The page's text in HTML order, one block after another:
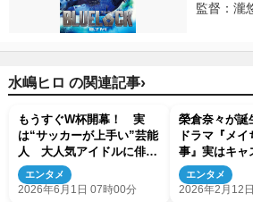
監督：瀧
水嶋ヒロ の関連記事›
もうすぐW杯開幕！ 実
は“サッカーが上手い”芸能
人 大人気アイドルに俳
優、芸人も
エンタメ
2026年6月1日 07時00分
榮倉奈々が
ドラマ『メ
事』実はキャ
だった
エンタメ
2026年2月12